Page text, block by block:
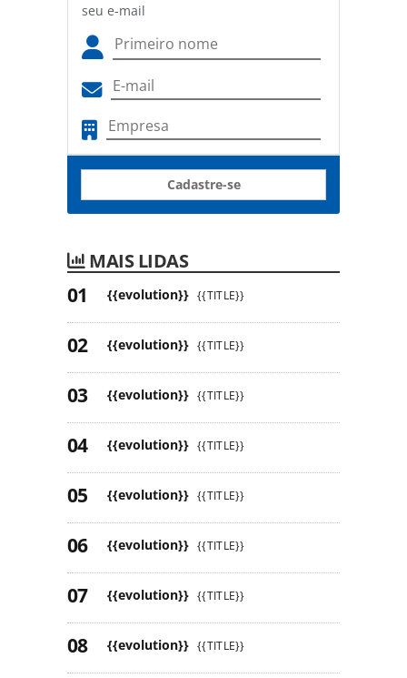
seu e-mail
Cadastre-se
MAIS LIDAS
{{evolution}} {{TITLE}}
{{evolution}} {{TITLE}}
{{evolution}} {{TITLE}}
{{evolution}} {{TITLE}}
{{evolution}} {{TITLE}}
{{evolution}} {{TITLE}}
{{evolution}} {{TITLE}}
{{evolution}} {{TITLE}}